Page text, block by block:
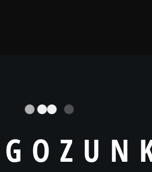
G O Z U N